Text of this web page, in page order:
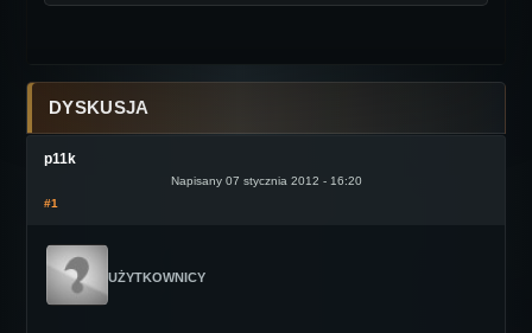
DYSKUSJA
p11k
Napisany 07 stycznia 2012 - 16:20
#1
UŻYTKOWNICY